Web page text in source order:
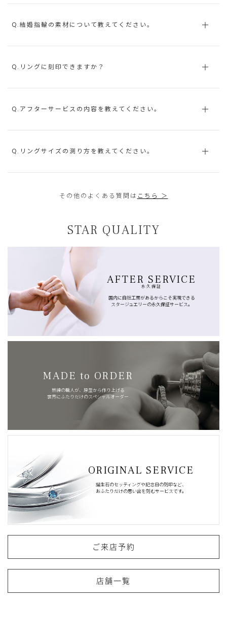
Q.結婚指輪の素材について教えてください。
Q.リングに刻印できますか？
Q.アフターサービスの内容を教えてください。
Q.リングサイズの測り方を教えてください。
その他のよくある質問は こちら ＞
STAR QUALITY
AFTER SERVICE
永久保証
国内に自社工房があるからこそ実現できる
スタージュエリーの永久保証サービス。
MADE to ORDER
熟練の職人が、原型から作り上げる
世界にふたりだけのスペシャルオーダー
ORIGINAL SERVICE
誕生石のセッティングや記念日の刻印など、
おふたりだけの思い出を刻むサービスです。
ご来店予約
店舗一覧